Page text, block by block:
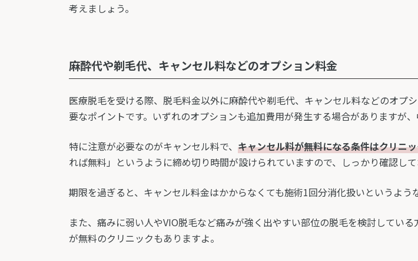
考えましょう。
麻酔代や剃毛代、キャンセル料などのオプション料金
医療脱毛を受ける際、脱毛料金以外に麻酔代や剃毛代、キャンセル料などのオプ
要なポイントです。いずれのオプションも追加費用が発生する場合がありますが
特に注意が必要なのがキャンセル料で、 キャンセル料が無料になる条件はクリニ
れば無料」というように締め切り時間が設けられていますので、しっかり確認して
期限を過ぎると、キャンセル料金はかからなくても施術1回分消化扱いというよう
また、痛みに弱い人やVIO脱毛など痛みが強く出やすい部位の脱毛を検討している
が無料のクリニックもありますよ。